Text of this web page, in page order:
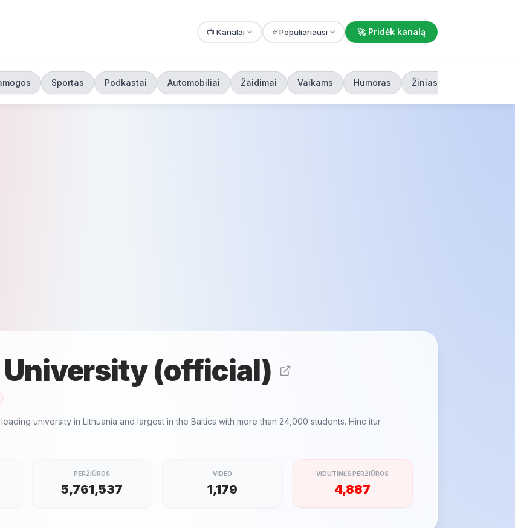
📺 Kanalai ⭐ Populiariausi 🚀 Pridėk kanalą
Sportas Podkastai Automobiliai Žaidimai Vaikams Humoras Žiniasklaida
(official)
university in Lithuania and largest in the Baltics with more than 24,000 students. Hinc itur
PERŽIŪROS
5,761,537
VIDEO
1,179
VIDUTINĖS PERŽIŪROS
4,887